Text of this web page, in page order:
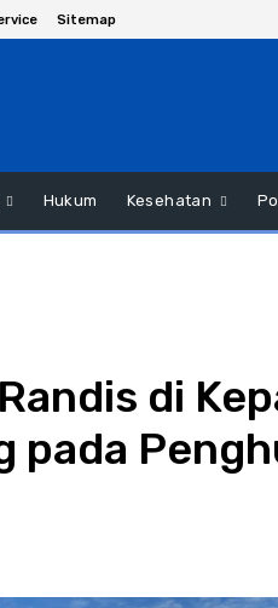
Sitemap
Hukum Kesehatan
di
pada